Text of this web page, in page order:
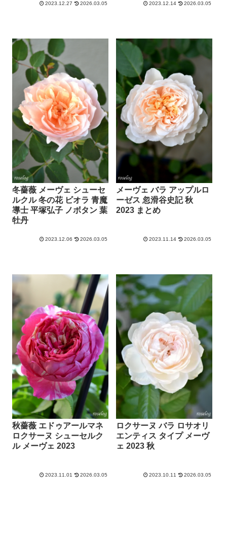
2023.12.27 2026.03.05 2023.12.14 2026.03.05
冬薔薇 メーヴェ シューセ
ルクル 冬の花 ビオラ 青魔
導士 平塚弘子 ノボタン 葉
牡丹
2023.12.06 2026.03.05
メーヴェ バラ アップルロ
ーゼス 忽滑谷史記 秋
2023 まとめ
2023.11.14 2026.03.05
秋薔薇 エドゥアールマネ
ロクサーヌ シューセルク
ル メーヴェ 2023
2023.11.01 2026.03.05
ロクサーヌ バラ ロサオリ
エンティス タイプ メーヴ
ェ 2023 秋
2023.10.11 2026.03.05